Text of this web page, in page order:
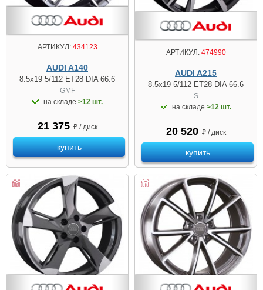
АРТИКУЛ:434123
AUDI A140
8.5x19 5/112 ET28 DIA 66.6
GMF
на складе >12 шт.
21 375 ₽ / диск
купить
АРТИКУЛ:474990
AUDI A215
8.5x19 5/112 ET28 DIA 66.6
S
на складе >12 шт.
20 520 ₽ / диск
купить